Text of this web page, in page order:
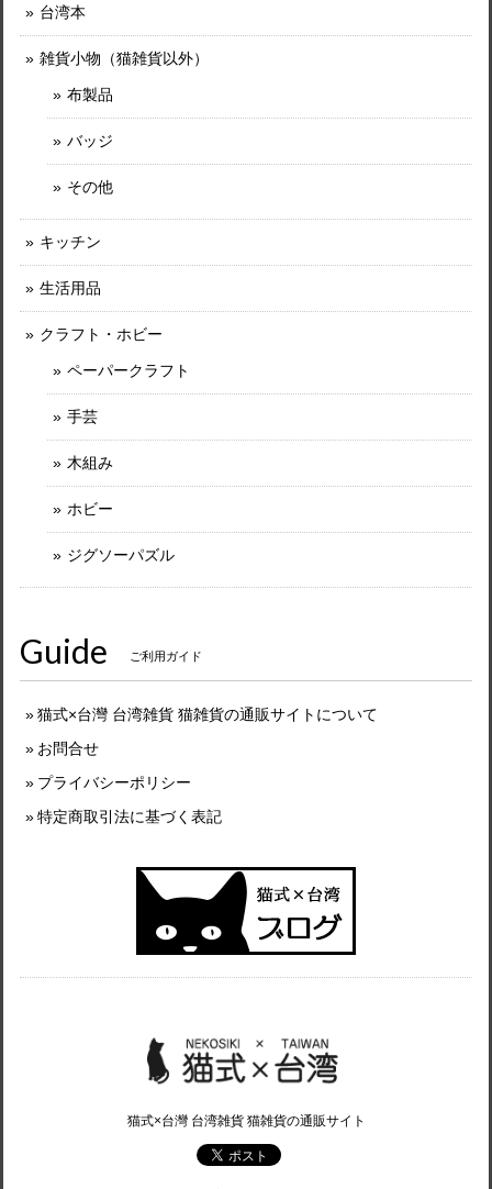
台湾本
雑貨小物（猫雑貨以外）
布製品
バッジ
その他
キッチン
生活用品
クラフト・ホビー
ペーパークラフト
手芸
木組み
ホビー
ジグソーパズル
Guide ご利用ガイド
猫式×台灣 台湾雑貨 猫雑貨の通販サイトについて
お問合せ
プライバシーポリシー
特定商取引法に基づく表記
猫式×台灣 台湾雑貨 猫雑貨の通販サイト